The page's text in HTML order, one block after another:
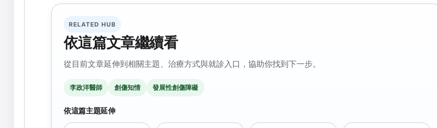
RELATED HUB
依這篇文章繼續看
從目前文章延伸到相關主題、治療方式與就診入口，協助你找到下一步。
李政洋醫師 創傷知情 發展性創傷障礙
依這篇主題延伸